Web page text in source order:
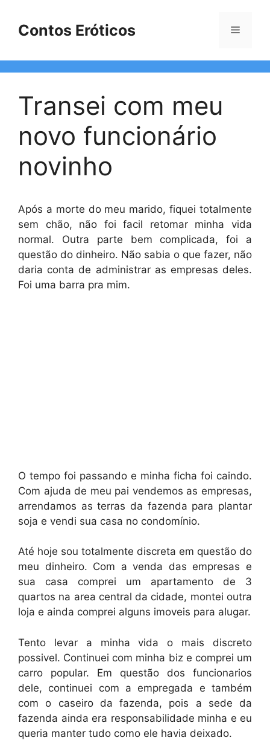
Contos Eróticos Menu
Transei com meu
novo funcionário
novinho
Após a morte do meu marido, fiquei totalmente
sem chão, não foi facil retomar minha vida
normal. Outra parte bem complicada, foi a
questão do dinheiro. Não sabia o que fazer, não
daria conta de administrar as empresas deles.
Foi uma barra pra mim.
O tempo foi passando e minha ficha foi caindo.
Com ajuda de meu pai vendemos as empresas,
arrendamos as terras da fazenda para plantar
soja e vendi sua casa no condomínio.
Até hoje sou totalmente discreta em questão do
meu dinheiro. Com a venda das empresas e
sua casa comprei um apartamento de 3
quartos na area central da cidade, montei outra
loja e ainda comprei alguns imoveis para alugar.
Tento levar a minha vida o mais discreto
possivel. Continuei com minha biz e comprei um
carro popular. Em questão dos funcionarios
dele, continuei com a empregada e também
com o caseiro da fazenda, pois a sede da
fazenda ainda era responsabilidade minha e eu
queria manter tudo como ele havia deixado.